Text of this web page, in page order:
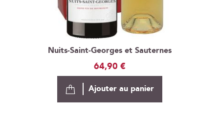
Nuits-Saint-Georges et Sauternes
64,90 €
Ajouter au panier